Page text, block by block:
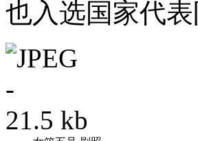
也入选国家代